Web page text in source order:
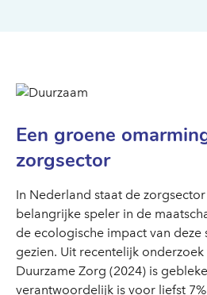
Een groene
zorgsector
In Nederland staat de
belangrijke speler in de
de ecologische impact van
gezien. Uit recentelijk onderzoek
Duurzame Zorg (2024) is
verantwoordelijk is voor liefst